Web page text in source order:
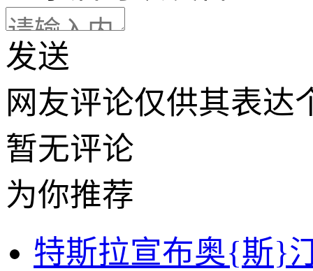
发送
网友评论仅供其表达
暂无评论
为你推荐
特斯拉宣布奥{斯}